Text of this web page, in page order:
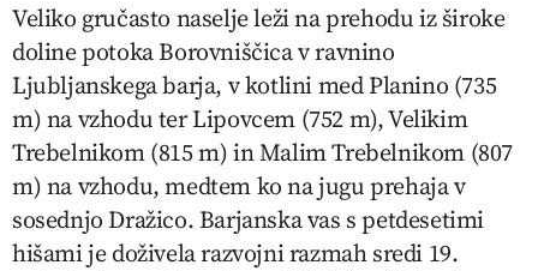
Veliko gručasto naselje leži na prehodu iz široke
doline potoka Borovniščica v ravnino
Ljubljanskega barja, v kotlini med Planino (735
m) na vzhodu ter Lipovcem (752 m), Velikim
Trebelnikom (815 m) in Malim Trebelnikom (807
m) na vzhodu, medtem ko na jugu prehaja v
sosednjo Dražico. Barjanska vas s petdesetimi
hišami je doživela razvojni razmah sredi 19.